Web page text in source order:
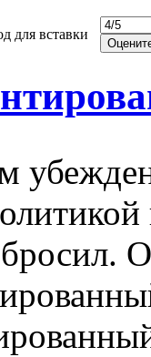
для вставки